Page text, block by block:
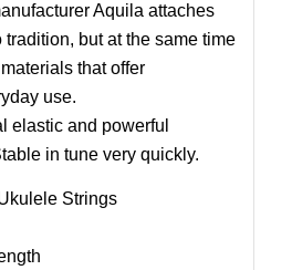
Aquila attaches
but at the same time
that offer
use.
elastic and powerful
in tune very quickly.
Strings